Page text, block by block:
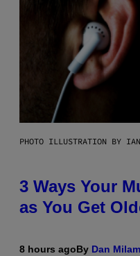
PHOTO ILLUSTRATION BY
3 Ways Your
as You Get
8 hours agoBy Dan Milam